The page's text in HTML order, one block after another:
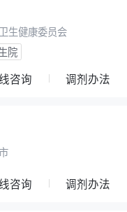
生健康委员会
院
咨询 调剂办法
咨询 调剂办法